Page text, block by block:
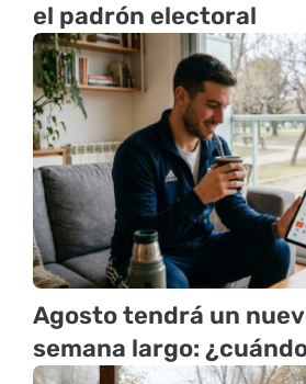
el padrón electoral
Agosto tendrá un
semana largo: